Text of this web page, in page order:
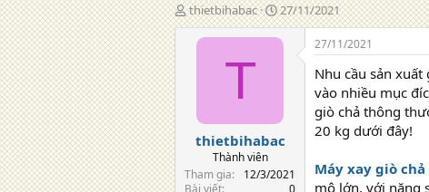
T
á
thietbihabac
N
g
à
g
27/11/2021
T
thietbihabac
Thành viên
Tham gia
12/3/2021
Bài viết
0
27/11/2021
Nhu cầu sản
vào nhiều mục
giò chả thông
20 kg dưới đây!
Máy xay giò chả
mô lớn, với năng